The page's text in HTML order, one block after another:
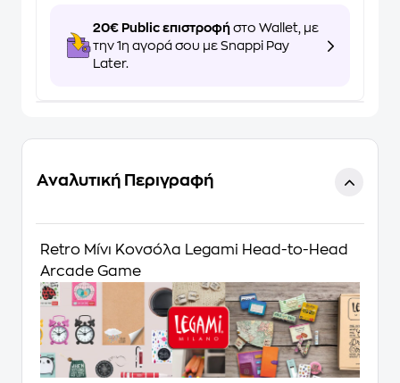
20€ Public επιστροφή στο Wallet, με
την 1η αγορά σου με Snappi Pay
Later.
Αναλυτική Περιγραφή
Retro Μίνι Κονσόλα Legami Head-to-Head
Arcade Game